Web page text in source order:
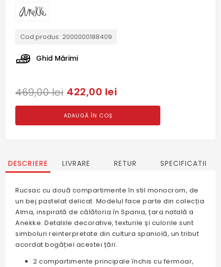
Cod produs: 2000000188409
Ghid Mărimi
469,00 lei 422,00 lei
ADAUGĂ ÎN COȘ
DESCRIERE LIVRARE RETUR SPECIFICATII
Rucsac cu două compartimente în stil monocrom, de
un bej pastelat delicat. Modelul face parte din colecția
Alma, inspirată de călătoria în Spania, țara natală a
Anekke. Detaliile decorative, texturile și culorile sunt
simboluri reinterpretate din cultura spaniolă, un tribut
acordat bogăției acestei țări.
2 compartimente principale închis cu fermoar,